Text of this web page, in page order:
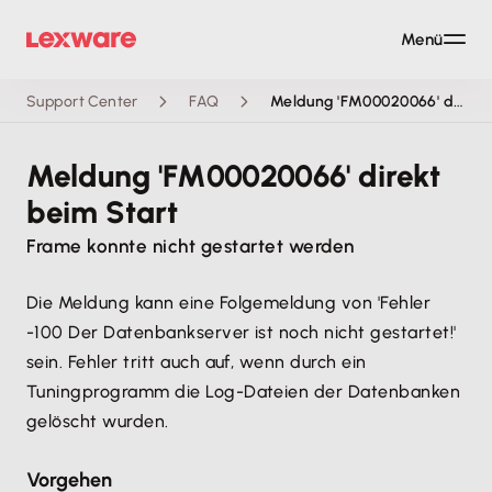
Support Center FAQ Meldung 'FM00020066' direkt beim Start
Meldung 'FM00020066' direkt
beim Start
Frame konnte nicht gestartet werden
Die Meldung kann eine Folgemeldung von 'Fehler
-100 Der Datenbankserver ist noch nicht gestartet!'
sein. Fehler tritt auch auf, wenn durch ein
Tuningprogramm die Log-Dateien der Datenbanken
gelöscht wurden.
Vorgehen
Menü